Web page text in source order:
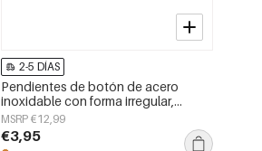
2-5 DÍAS
Pendientes de botón de acero
inoxidable con forma irregular,
sencillos, de la serie Daily Simple,
joyería para mujer.
MSRP €12,99
€3,95